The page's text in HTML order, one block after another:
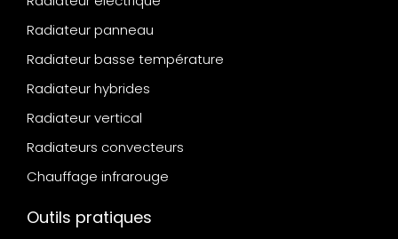
Radiateur panneau
Radiateur basse température
Radiateur hybrides
Radiateur vertical
Radiateurs convecteurs
Chauffage infrarouge
Outils pratiques